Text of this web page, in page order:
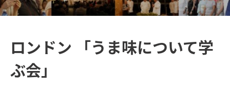
ロンドン 「うま味について学
ぶ会」